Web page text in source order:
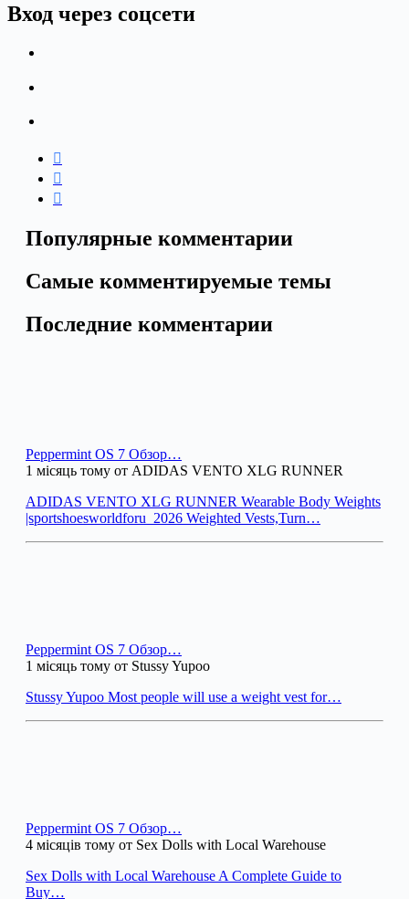
Вход через соцсети
Популярные комментарии
Самые комментируемые темы
Последние комментарии
Peppermint OS 7 Обзор…
1 місяць тому от ADIDAS VENTO XLG RUNNER
ADIDAS VENTO XLG RUNNER Wearable Body Weights
|sportshoesworldforu_2026 Weighted Vests,Turn…
Peppermint OS 7 Обзор…
1 місяць тому от Stussy Yupoo
Stussy Yupoo Most people will use a weight vest for…
Peppermint OS 7 Обзор…
4 місяців тому от Sex Dolls with Local Warehouse
Sex Dolls with Local Warehouse A Complete Guide to
Buy…